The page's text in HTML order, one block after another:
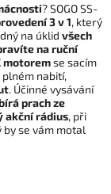
? SOGO SS-
3 v 1, který
na úklid všech
na ruční
motoremse sacím
nabití,
. Účinné vysávání
prach ze
akční rádius, při
se vám motal